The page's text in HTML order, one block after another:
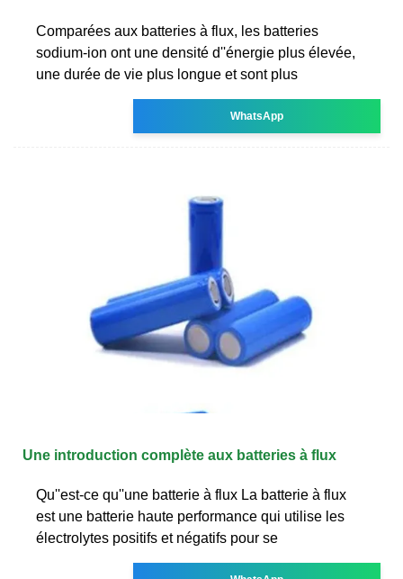
Comparées aux batteries à flux, les batteries
sodium-ion ont une densité d''énergie plus élevée,
une durée de vie plus longue et sont plus
WhatsApp
Une introduction complète aux batteries à flux
Qu''est-ce qu''une batterie à flux La batterie à flux
est une batterie haute performance qui utilise les
électrolytes positifs et négatifs pour se